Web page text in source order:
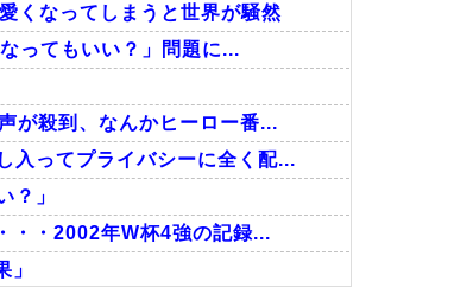
くなってしまうと世界が騒然
ってもいい？」問題に...
が殺到、なんかヒーロー番...
入ってプライバシーに全く配...
？」
・・2002年W杯4強の記録...